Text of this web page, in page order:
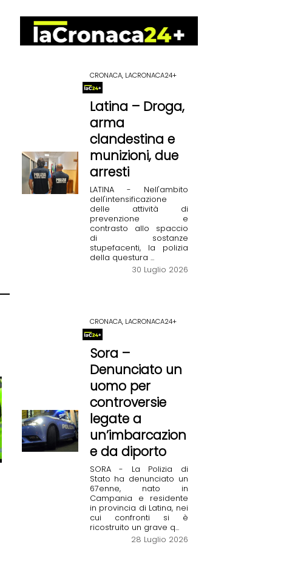
CRONACA, LACRONACA24+
Latina – Droga,
arma
clandestina e
munizioni, due
arresti
LATINA - Nell'ambito
dell'intensificazione
delle attività di
prevenzione e
contrasto allo spaccio
di sostanze
stupefacenti, la polizia
della questura ...
30 Luglio 2026
CRONACA, LACRONACA24+
Sora –
Denunciato un
uomo per
controversie
legate a
un’imbarcazion
e da diporto
SORA - La Polizia di
Stato ha denunciato un
67enne, nato in
Campania e residente
in provincia di Latina, nei
cui confronti si è
ricostruito un grave q...
28 Luglio 2026